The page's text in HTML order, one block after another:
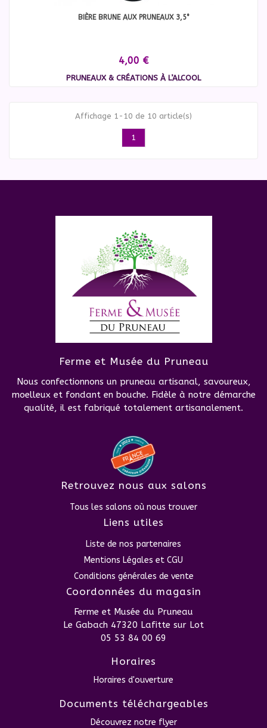
BIÈRE BRUNE AUX PRUNEAUX 3,5°
4,00 €
PRUNEAUX & CRÉATIONS À L’ALCOOL
Affichage 1-10 de 10 article(s)
1
Ferme et Musée du Pruneau
Nous confectionnons un pruneau artisanal, savoureux,
moelleux et fondant en bouche. Fidèle à notre démarche
qualité, il est fabriqué totalement artisanalement.
Retrouvez nous aux salons
Tous les salons où nous trouver
Liens utiles
Liste de nos partenaires
Mentions Légales et CGU
Conditions générales de vente
Coordonnées du magasin
Ferme et Musée du Pruneau
Le Gabach 47320 Lafitte sur Lot
05 53 84 00 69
Horaires
Horaires d'ouverture
Documents téléchargeables
Découvrez notre flyer